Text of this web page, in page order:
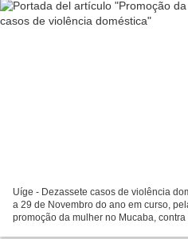
Uíge - Dezassete casos de violência
a 29 de Novembro do ano em curso,
promoção da mulher no Mucaba,